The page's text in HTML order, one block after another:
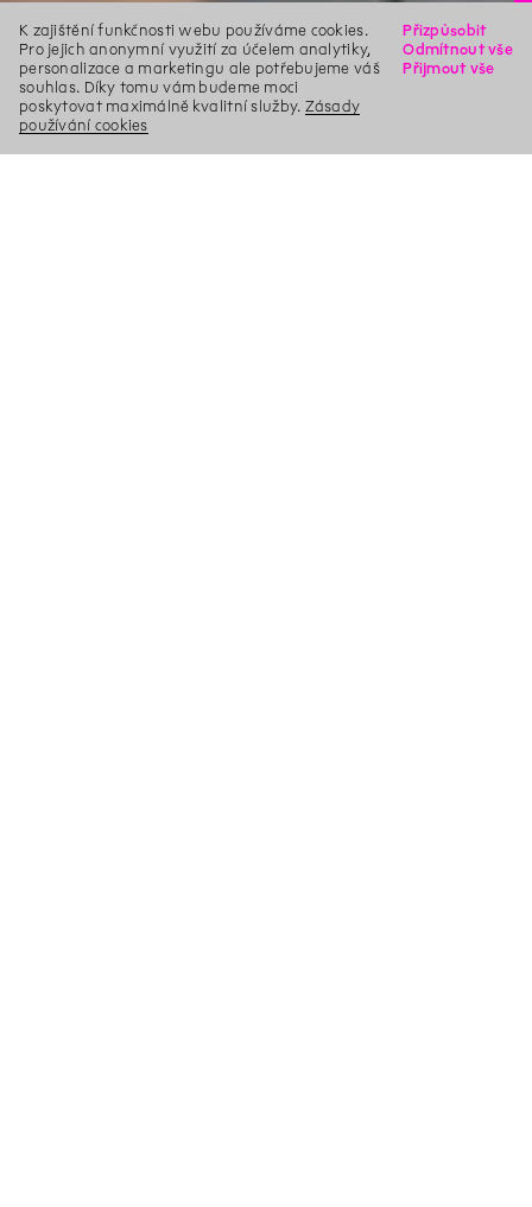
K zajištění funkčnosti webu používáme cookies.
Pro jejich anonymní využití za účelem analytiky,
personalizace a marketingu ale potřebujeme váš
souhlas. Díky tomu vám budeme moci
poskytovat maximálně kvalitní služby. Zásady
používání cookies
Přizpůsobit
Odmítnout vše
Přijmout vše